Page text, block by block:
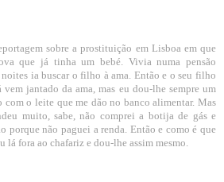
sobre a prostituição em Lisboa em que
que já tinha um bebé. Vivia numa pensão
noites ia buscar o filho à ama. Então e o seu filho
jantado da ama, mas eu dou-lhe sempre um
com o leite que me dão no banco alimentar. Mas
muito, sabe, não comprei a botija de gás e
porque não paguei a renda. Então e como é que
lá fora ao chafariz e dou-lhe assim mesmo.